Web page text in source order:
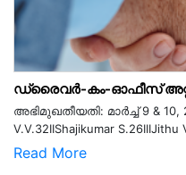
ഡ്രൈവർ-കം-ഓഫീസ്
അഭിമുഖതീയതി: മാർച്ച് 9 & 10,
V.V.32IIShajikumar S.26IIIJithu
Read More